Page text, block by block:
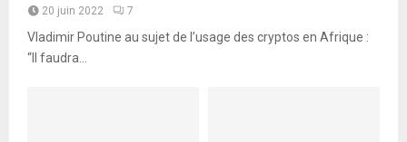
20 juin 2022 7
Vladimir Poutine au sujet de l’usage des cryptos en Afrique :
“Il faudra...